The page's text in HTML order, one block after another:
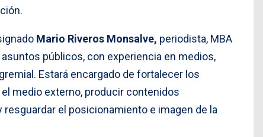
Mario Riveros Monsalve, periodista, MBA
públicos, con experiencia en medios,
Estará encargado de fortalecer los
medio externo, producir contenidos
el posicionamiento e imagen de la